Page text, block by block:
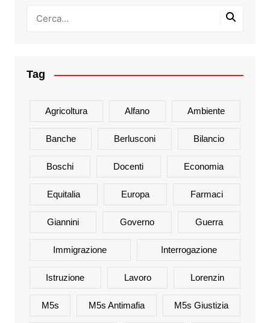
Tag
Agricoltura Alfano Ambiente
Banche Berlusconi Bilancio
Boschi Docenti Economia
Equitalia Europa Farmaci
Giannini Governo Guerra
Immigrazione Interrogazione
Istruzione Lavoro Lorenzin
M5s M5s Antimafia M5s Giustizia